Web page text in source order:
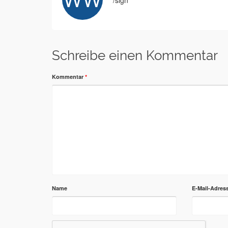
Schreibe einen Kommentar
Kommentar *
Name E-Mail-